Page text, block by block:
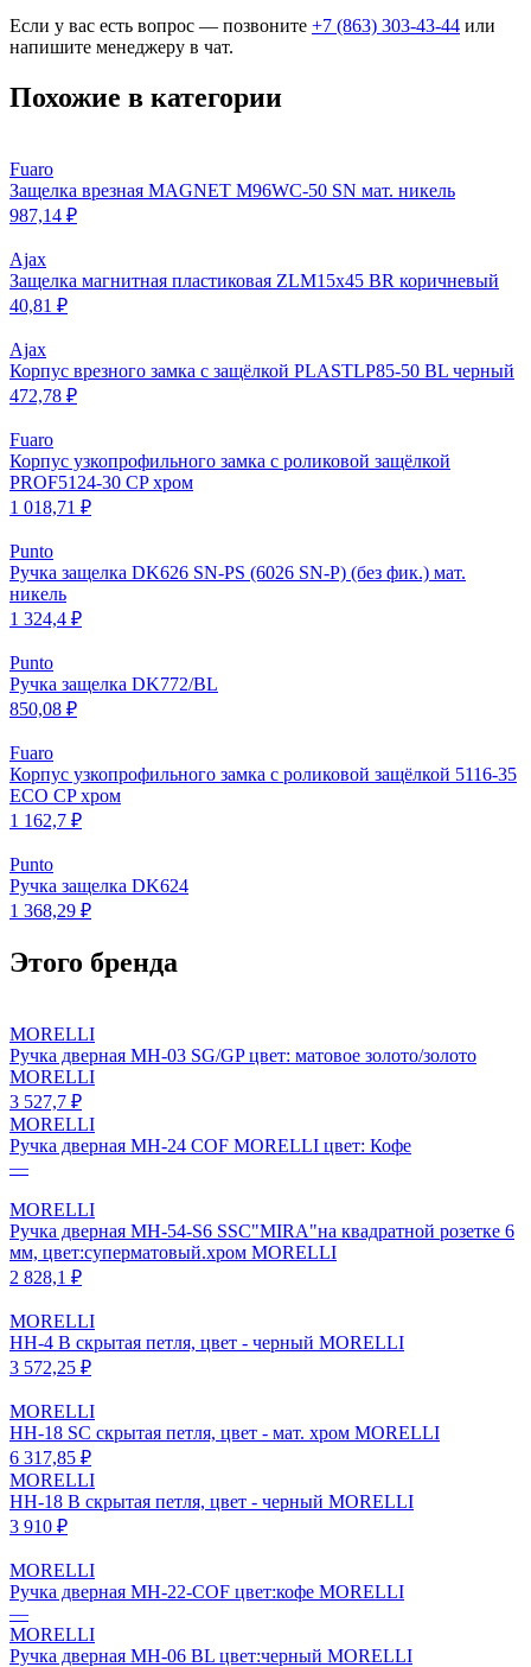
Если у вас есть вопрос — позвоните +7 (863) 303-43-44 или
напишите менеджеру в чат.
Похожие в категории
Fuaro
Защелка врезная MAGNET M96WC-50 SN мат. никель
987,14 ₽
Ajax
Защелка магнитная пластиковая ZLM15х45 BR коричневый
40,81 ₽
Ajax
Корпус врезного замка c защёлкой PLASTLP85-50 ВL черный
472,78 ₽
Fuaro
Корпус узкопрофильного замка с роликовой защёлкой
PROF5124-30 CP хром
1 018,71 ₽
Punto
Ручка защелка DK626 SN-PS (6026 SN-P) (без фик.) мат.
никель
1 324,4 ₽
Punto
Ручка защелка DK772/BL
850,08 ₽
Fuaro
Корпус узкопрофильного замка с роликовой защёлкой 5116-35
ECO CP хром
1 162,7 ₽
Punto
Ручка защелка DK624
1 368,29 ₽
Этого бренда
MORELLI
Ручка дверная MH-03 SG/GP цвет: матовое золото/золото
MORELLI
3 527,7 ₽
MORELLI
Ручка дверная MH-24 CОF MORELLI цвет: Кофе
—
MORELLI
Ручка дверная MH-54-S6 SSC"MIRA"на квадратной розетке 6
мм, цвет:суперматовый.хром MORELLI
2 828,1 ₽
MORELLI
HH-4 B скрытая петля, цвет - черный MORELLI
3 572,25 ₽
MORELLI
HH-18 SC скрытая петля, цвет - мат. хром MORELLI
6 317,85 ₽
MORELLI
HH-18 B скрытая петля, цвет - черный MORELLI
3 910 ₽
MORELLI
Ручка дверная MH-22-COF цвет:кофе MORELLI
—
MORELLI
Ручка дверная MH-06 BL цвет:черный MORELLI